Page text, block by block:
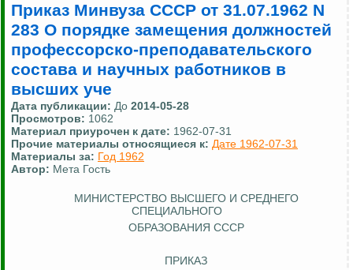
Приказ Минвуза СССР от 31.07.1962 N
283 О порядке замещения должностей
профессорско-преподавательского
состава и научных работников в
высших уче
Дата публикации: До 2014-05-28
Просмотров: 1062
Материал приурочен к дате: 1962-07-31
Прочие материалы относящиеся к: Дате 1962-07-31
Материалы за: Год 1962
Автор: Мета Гость
МИНИСТЕРСТВО ВЫСШЕГО И СРЕДНЕГО
СПЕЦИАЛЬНОГО
ОБРАЗОВАНИЯ СССР
ПРИКАЗ